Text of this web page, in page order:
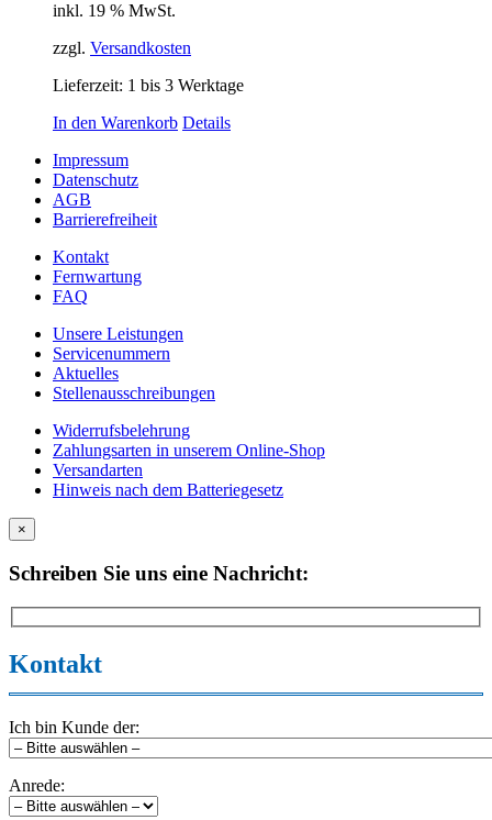
inkl. 19 % MwSt.
zzgl. Versandkosten
Lieferzeit: 1 bis 3 Werktage
In den Warenkorb Details
Impressum
Datenschutz
AGB
Barrierefreiheit
Kontakt
Fernwartung
FAQ
Unsere Leistungen
Servicenummern
Aktuelles
Stellenausschreibungen
Widerrufsbelehrung
Zahlungsarten in unserem Online-Shop
Versandarten
Hinweis nach dem Batteriegesetz
×
Schreiben Sie uns eine Nachricht:
Kontakt
Ich bin Kunde der:
Anrede: